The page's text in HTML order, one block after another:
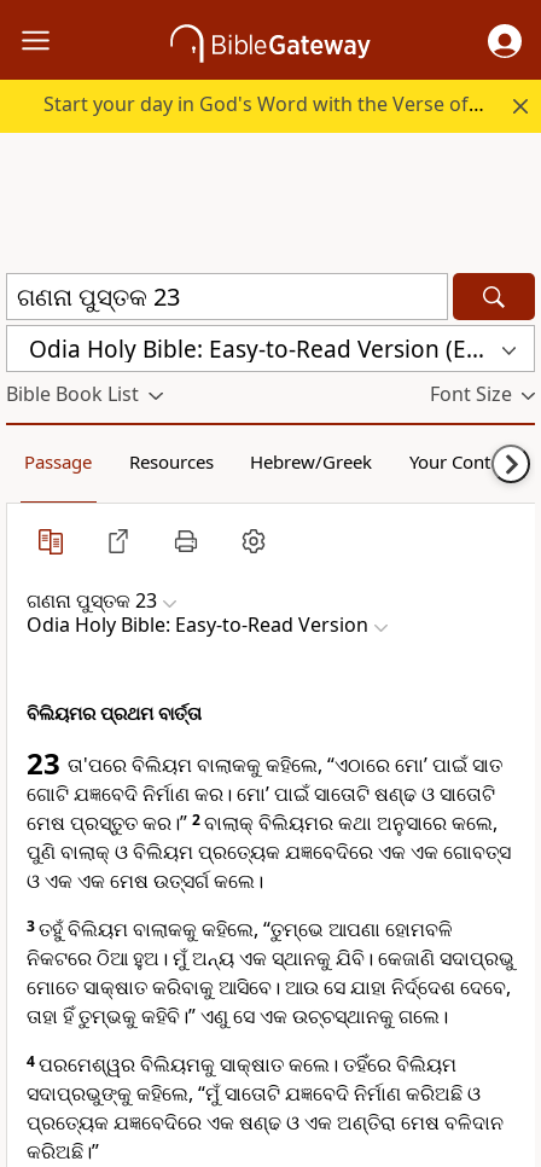
Start your day in God's Word with the Verse of the Day.
Odia Holy Bible: Easy-to-Read Version (ERV-OR)
Bible Book List Font Size
Passage Resources Hebrew/Greek Your Content
ଗଣନା ପୁସ୍ତକ 23
Odia Holy Bible: Easy-to-Read Version
ବିଲିୟମର ପ୍ରଥମ ବାର୍ତ୍ତା
23 ତା'ପରେ ବିଲିୟମ ବାଲାକକୁ କହିଲେ, “ଏଠାରେ ମୋ’ ପାଇଁ ସାତ
ଗୋଟି ଯଜ୍ଞବେଦି ନିର୍ମାଣ କର। ମୋ’ ପାଇଁ ସାତୋଟି ଷଣ୍ଢ ଓ ସାତୋଟି
ମେଷ ପ୍ରସ୍ତୁତ କର।” 2ବାଲାକ୍ ବିଲିୟମର କଥା ଅନୁସାରେ କଲେ,
ପୁଣି ବାଲାକ୍ ଓ ବିଲିୟମ ପ୍ରତ୍ୟେକ ଯଜ୍ଞବେଦିରେ ଏକ ଏକ ଗୋବତ୍ସ
ଓ ଏକ ଏକ ମେଷ ଉତ୍ସର୍ଗ କଲେ।
3ତହୁଁ ବିଲିୟମ ବାଲାକକୁ କହିଲେ, “ତୁମ୍ଭେ ଆପଣା ହୋମବଳି
ନିକଟରେ ଠିଆ ହୁଅ। ମୁଁ ଅନ୍ୟ ଏକ ସ୍ଥାନକୁ ଯିବି। କେଜାଣି ସଦାପ୍ରଭୁ
ମୋତେ ସାକ୍ଷାତ କରିବାକୁ ଆସିବେ। ଆଉ ସେ ଯାହା ନିର୍ଦ୍ଦେଶ ଦେବେ,
ତାହା ହିଁ ତୁମ୍ଭକୁ କହିବି।” ଏଣୁ ସେ ଏକ ଉଚ୍ଚସ୍ଥାନକୁ ଗଲେ।
4ପରମେଶ୍ୱର ବିଲିୟମକୁ ସାକ୍ଷାତ କଲେ। ତହିଁରେ ବିଲିୟମ
ସଦାପ୍ରଭୁଙ୍କୁ କହିଲେ, “ମୁଁ ସାତୋଟି ଯଜ୍ଞବେଦି ନିର୍ମାଣ କରିଅଛି ଓ
ପ୍ରତ୍ୟେକ ଯଜ୍ଞବେଦିରେ ଏକ ଷଣ୍ଢ ଓ ଏକ ଅଣ୍ତିରା ମେଷ ବଳିଦାନ
କରିଅଛି।”